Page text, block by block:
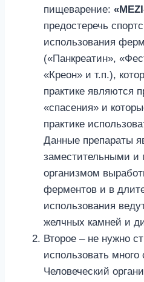
пищеварение:
предостеречь
использования
(«Панкреатин»,
«Креон» и т.п.),
практике являются
«спасения» и
практике
Данные препараты
заместительными и
организмом
ферментов и в
использования
желчных камней и
Второе – не нужно
использовать много
Человеческий